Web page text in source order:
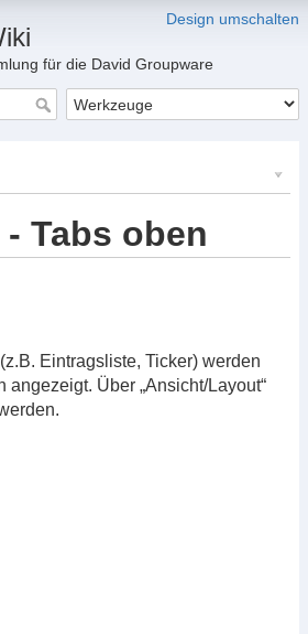
Design umschalten
für die David Groupware
- Tabs oben
Eintragsliste, Ticker) werden
angezeigt. Über „Ansicht/Layout“